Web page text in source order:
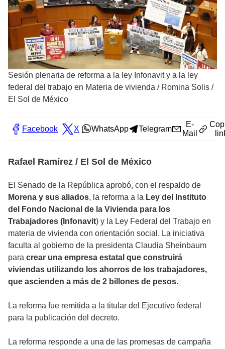
Sesión plenaria de reforma a la ley Infonavit y a la ley
federal del trabajo en Materia de vivienda / Romina Solis /
El Sol de México
Facebook X WhatsApp Telegram
E-
Mail
Rafael Ramírez / El Sol de México
El Senado de la República aprobó, con el respaldo de
Morena y sus aliados, la reforma a la Ley del Instituto
del Fondo Nacional de la Vivienda para los
Trabajadores (Infonavit) y la Ley Federal del Trabajo en
materia de vivienda con orientación social. La iniciativa
faculta al gobierno de la presidenta Claudia Sheinbaum
para crear una empresa estatal que construirá
viviendas utilizando los ahorros de los trabajadores,
que ascienden a más de 2 billones de pesos.
La reforma fue remitida a la titular del Ejecutivo federal
para la publicación del decreto.
La reforma responde a una de las promesas de campaña